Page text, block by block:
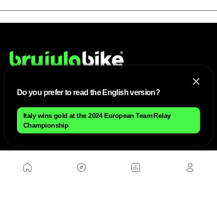
Plan du site
Contact
Travailler avec nous
Do you prefer to read the English version?
Italy wins gold at the 2024 European Team Relay
Championship